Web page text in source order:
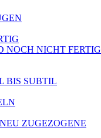
NOCH NICHT FERTIG
BIS SUBTIL
ZUGEZOGENE